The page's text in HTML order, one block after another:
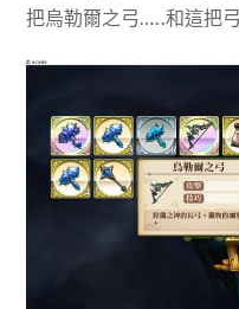
把烏勒爾之弓…..和這把